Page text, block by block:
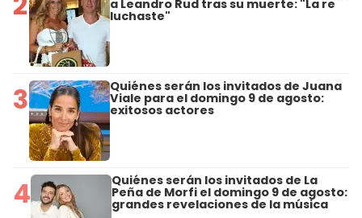
a Leandro Rud tras su muerte: "La re
luchaste"
3 Quiénes serán los invitados de Juana
Viale para el domingo 9 de agosto:
exitosos actores
4 Quiénes serán los invitados de La
Peña de Morfi el domingo 9 de agosto:
grandes revelaciones de la música